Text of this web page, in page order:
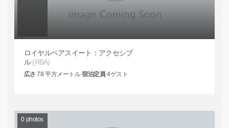
ロイヤルベアスイート：アクセシブ
ル (RBA)
広さ 78 平方メートル宿泊定員 4ゲスト
0 photos